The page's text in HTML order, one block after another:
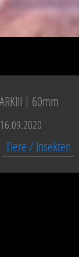
| 60mm
Tiere / Insekten